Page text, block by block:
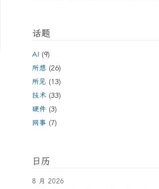
话题
AI (9)
所想 (26)
所见 (13)
技术 (33)
硬件 (3)
网事 (7)
日历
8 月 2026